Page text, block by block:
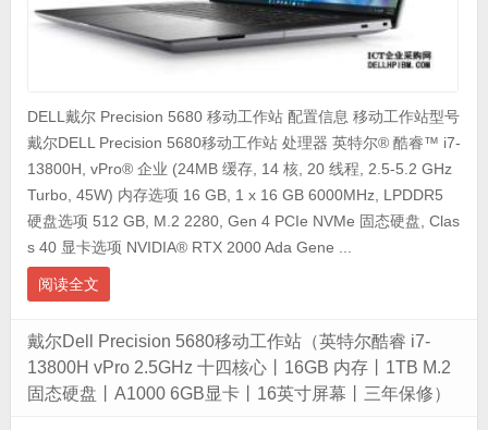
DELL戴尔 Precision 5680 移动工作站 配置信息 移动工作站型号
戴尔DELL Precision 5680移动工作站 处理器 英特尔® 酷睿™ i7-
13800H, vPro® 企业 (24MB 缓存, 14 核, 20 线程, 2.5-5.2 GHz
Turbo, 45W) 内存选项 16 GB, 1 x 16 GB 6000MHz, LPDDR5
硬盘选项 512 GB, M.2 2280, Gen 4 PCIe NVMe 固态硬盘, Clas
s 40 显卡选项 NVIDIA® RTX 2000 Ada Gene ...
阅读全文
戴尔Dell Precision 5680移动工作站（英特尔酷睿 i7-
13800H vPro 2.5GHz 十四核心丨16GB 内存丨1TB M.2
固态硬盘丨A1000 6GB显卡丨16英寸屏幕丨三年保修）